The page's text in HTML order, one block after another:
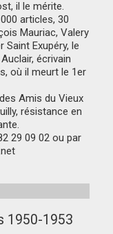
il le mérite.
articles, 30
Mauriac, Valery
Saint Exupéry, le
écrivain
où il meurt le 1er
Amis du Vieux
résistance en
29 09 02 ou par
1950-1953